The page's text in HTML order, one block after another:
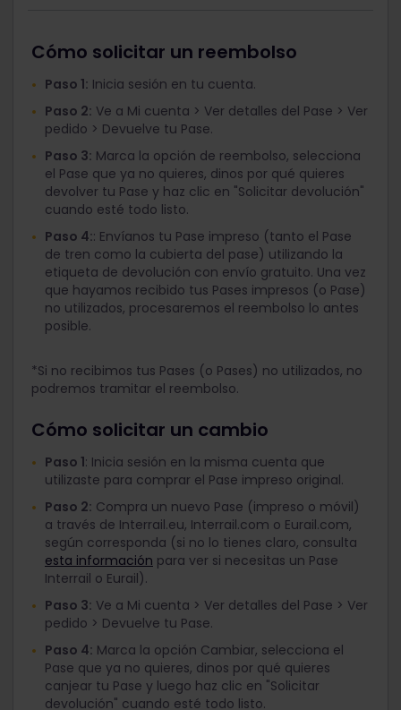
Cómo solicitar un reembolso
Paso 1: Inicia sesión en tu cuenta.
Paso 2: Ve a Mi cuenta > Ver detalles del Pase > Ver
pedido > Devuelve tu Pase.
Paso 3: Marca la opción de reembolso, selecciona
el Pase que ya no quieres, dinos por qué quieres
devolver tu Pase y haz clic en "Solicitar devolución"
cuando esté todo listo.
Paso 4:: Envíanos tu Pase impreso (tanto el Pase
de tren como la cubierta del pase) utilizando la
etiqueta de devolución con envío gratuito. Una vez
que hayamos recibido tus Pases impresos (o Pase)
no utilizados, procesaremos el reembolso lo antes
posible.
*Si no recibimos tus Pases (o Pases) no utilizados, no
podremos tramitar el reembolso.
Cómo solicitar un cambio
Paso 1: Inicia sesión en la misma cuenta que
utilizaste para comprar el Pase impreso original.
Paso 2: Compra un nuevo Pase (impreso o móvil)
a través de Interrail.eu, Interrail.com o Eurail.com,
según corresponda (si no lo tienes claro, consulta
esta información para ver si necesitas un Pase
Interrail o Eurail).
Paso 3: Ve a Mi cuenta > Ver detalles del Pase > Ver
pedido > Devuelve tu Pase.
Paso 4: Marca la opción Cambiar, selecciona el
Pase que ya no quieres, dinos por qué quieres
canjear tu Pase y luego haz clic en "Solicitar
devolución" cuando esté todo listo.